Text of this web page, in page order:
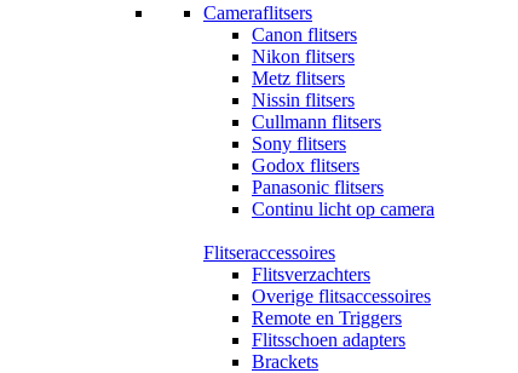
Cameraflitsers
Canon flitsers
Nikon flitsers
Metz flitsers
Nissin flitsers
Cullmann flitsers
Sony flitsers
Godox flitsers
Panasonic flitsers
Continu licht op camera
Flitseraccessoires
Flitsverzachters
Overige flitsaccessoires
Remote en Triggers
Flitsschoen adapters
Brackets